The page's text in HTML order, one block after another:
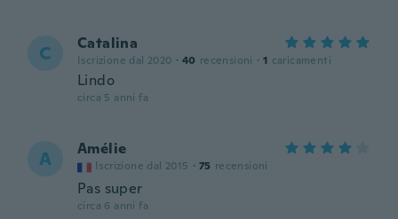
C Catalina
Iscrizione dal 2020 · 40 recensioni · 1 caricamenti
Lindo
circa 5 anni fa
A Amélie
Iscrizione dal 2015 · 75 recensioni
Pas super
circa 6 anni fa